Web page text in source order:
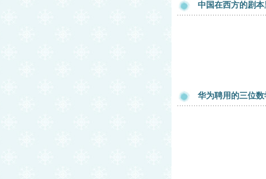
中国在西方的剧
华为聘用的三位